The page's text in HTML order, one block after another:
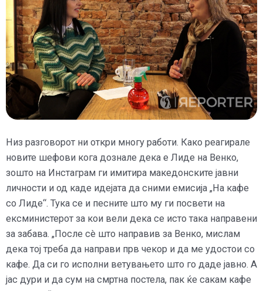
Низ разговорот ни откри многу работи. Како реагирале
новите шефови кога дознале дека е Лиде на Венко,
зошто на Инстаграм ги имитира македонските јавни
личности и од каде идејата да сними емисија „На кафе
со Лиде“. Тука се и песните што му ги посвети на
ексминистерот за кои вели дека се исто така направени
за забава. „После сè што направив за Венко, мислам
дека тој треба да направи прв чекор и да ме удостои со
кафе. Да си го исполни ветувањето што го даде јавно. А
јас дури и да сум на смртна постела, пак ќе сакам кафе